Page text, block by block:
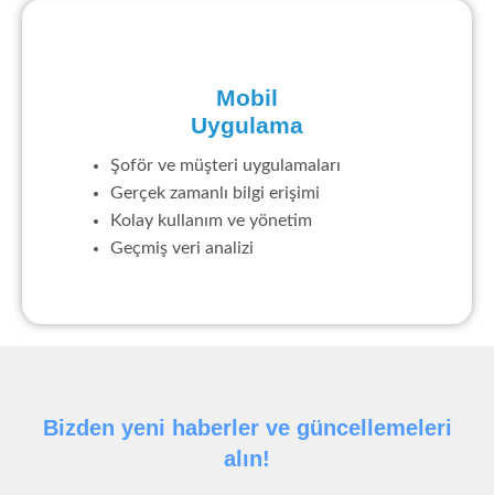
Mobil
Uygulama
Şoför ve müşteri uygulamaları
Gerçek zamanlı bilgi erişimi
Kolay kullanım ve yönetim
Geçmiş veri analizi
Bizden yeni haberler ve güncellemeleri
alın!